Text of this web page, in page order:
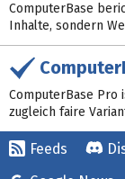
ComputerBase
Inhalte, sondern
ComputerBase Pro
zugleich faire
Feeds